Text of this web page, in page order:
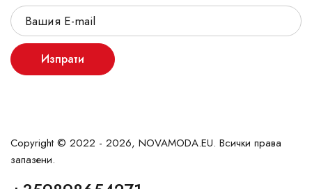
Изпрати
Copyright © 2022 - 2026, NOVAMODA.EU. Всички права
запазени.